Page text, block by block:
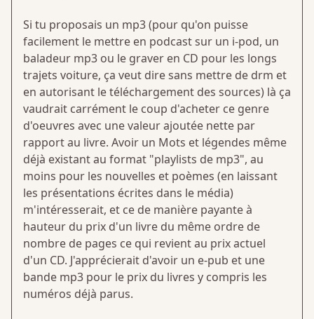
Si tu proposais un mp3 (pour qu'on puisse
facilement le mettre en podcast sur un i-pod, un
baladeur mp3 ou le graver en CD pour les longs
trajets voiture, ça veut dire sans mettre de drm et
en autorisant le téléchargement des sources) là ça
vaudrait carrément le coup d'acheter ce genre
d'oeuvres avec une valeur ajoutée nette par
rapport au livre. Avoir un Mots et légendes même
déjà existant au format "playlists de mp3", au
moins pour les nouvelles et poèmes (en laissant
les présentations écrites dans le média)
m'intéresserait, et ce de manière payante à
hauteur du prix d'un livre du même ordre de
nombre de pages ce qui revient au prix actuel
d'un CD. J'apprécierait d'avoir un e-pub et une
bande mp3 pour le prix du livres y compris les
numéros déjà parus.